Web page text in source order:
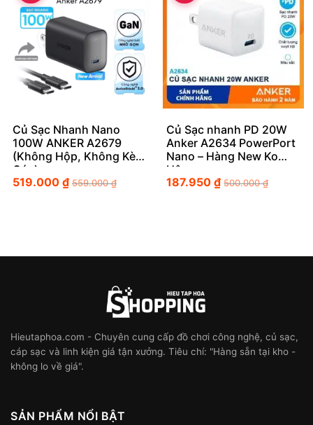
Củ Sạc Nhanh Nano
100W ANKER A2679
(Không Hộp, Không Kèm
Cáp)
519.000 ₫ 559.000₫
Củ Sạc nhanh PD 20W
Anker A2634 PowerPort
Nano – Hàng New Ko
Hộp
187.950₫ 500.000₫
Hieutaphoa.com - Chuyên cung cấp đồ chơi công nghệ, củ sạc,
cáp sạc và linh kiện giá tận xưởng. Tiêu chí: "Hàng sẵn tại kho -
không lo về giá".
SẢN PHẨM NỔI BẬT